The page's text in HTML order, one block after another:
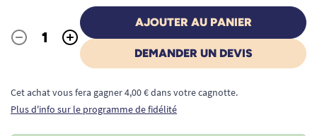
Quantité
- +
AJOUTER AU PANIER
DEMANDER UN DEVIS
Cet achat vous fera gagner 4,00 € dans votre cagnotte.
Plus d'info sur le programme de fidélité